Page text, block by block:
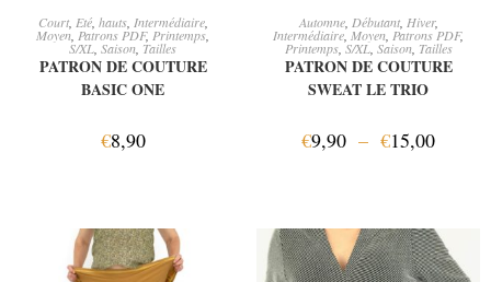
AJOUTER AU PANIER
Court, Eté, hauts, Intermédiaire,
Moyen Patrons PDF, Printemps
S/XL Saison Tailles
PATRON DE COUTURE
BASIC ONE
€8,90
CHOIX DES OPTIONS
Automne, Débutant, Hiver,
Intermédiaire, Moyen Patrons PDF,
Printemps,S/XL, Saison, Tailles
PATRON DE COUTURE
SWEAT LE TRIO
€9,90 – €15,00